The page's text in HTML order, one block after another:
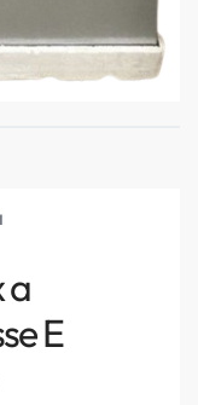
a
E